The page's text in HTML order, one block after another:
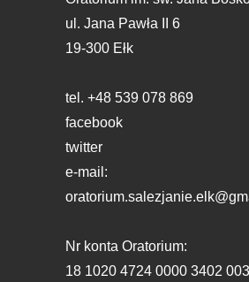
ul. Jana Pawła II 6
19-300 Ełk
tel. +48 539 078 869
facebook
twitter
e-mail:
Nr konta Oratorium:
18 1020 4724 0000 3402